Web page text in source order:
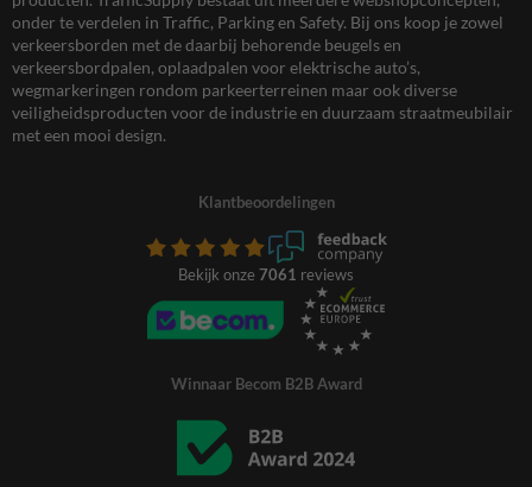
onder te verdelen in Traffic, Parking en Safety. Bij ons koop je zowel
verkeersborden met de daarbij behorende beugels en
verkeersbordpalen, oplaadpalen voor elektrische auto’s,
wegmarkeringen rondom parkeerterreinen maar ook diverse
veiligheidsproducten voor de industrie en duurzaam straatmeubilair
met een mooi design.
Klantbeoordelingen
Bekijk onze 7061 reviews
Winnaar Becom B2B Award